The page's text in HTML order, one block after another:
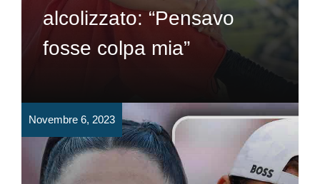
alcolizzato: “Pensavo
fosse colpa mia”
Novembre 6, 2023